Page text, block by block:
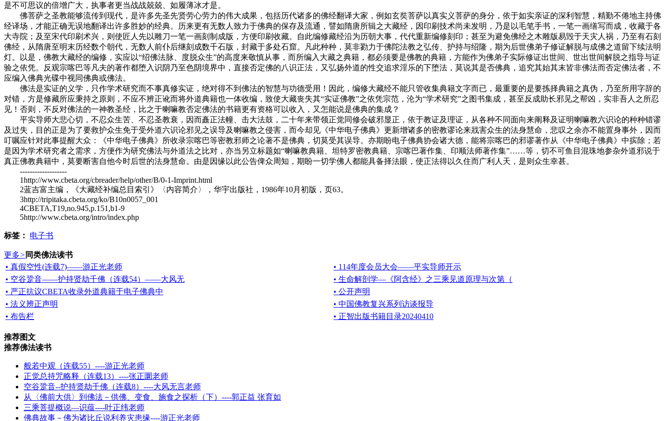
是不可思议的倍增广大，执事者更当战战兢兢、如履薄冰才是。
佛菩萨之圣教能够流传到现代，是许多先圣先贤劳心劳力的伟大成果，包括历代诸多的佛经翻译大家，例如玄奘菩萨以真实义菩萨的身分，依于如实亲证的深利智慧，精勤不倦地主持佛
经译场，才能正确无误地翻译出许多胜妙的经典。历来更有无数人致力于佛典的保存及流通，譬如隋唐所辑之大藏经，因印刷技术尚未发明，乃是以毛笔手书，一笔一画缮写而成，收藏于各
大寺院；及至宋代印刷术兴，则使匠人先以雕刀一笔一画刻制成版，方便印刷收藏。自此编修藏经沿为历朝大事，代代重新编修刻印；甚至为避免佛经之木雕版易毁于天灾人祸，乃至有石刻
佛经，从隋唐至明末历经数个朝代，无数人前仆后继刻成数千石版，封藏于多处石窟。凡此种种，莫非勠力于佛陀法教之弘传、护持与绍隆，期为后世佛弟子修证解脱与成佛之道留下续法明
灯。以是，佛教大藏经的编修，实应以“绍佛法脉、度脱众生”的高度来敬慎从事，而所编入大藏之典籍，都必须要是佛教的典籍，方能作为佛弟子实际修证出世间、世出世间解脱之指导与证
验之依凭。反观宗喀巴等凡夫的著作都堕入识阴乃至色阴境界中，直接否定佛的八识正法，又弘扬外道的性交追求淫乐的下堕法，莫说其是否佛典，追究其始其末皆非佛法而否定佛法者，不
应编入佛典光碟中视同佛典或佛法。
佛法是实证的义学，只作学术研究而不事真修实证，绝对得不到佛法的智慧与功德受用！因此，编修大藏经不能只管收集典籍文字而已，最重要的是要拣择典籍之真伪，乃至所用字辞的
对错，方是修藏所应秉持之原则，不应不辨正讹而将外道典籍也一体收编，致使大藏丧失其“实证佛教”之依凭宗范，沦为“学术研究”之图书集成，甚至反成助长邪见之帮凶，实非吾人之所忍
见！否则，不反对佛法的一神教圣经，比之于喇嘛教否定佛法的书籍更有资格可以收入，又怎能说是佛典的集成？
平实导师大悲心切，不忍众生苦、不忍圣教衰，因而矗正法幢、击大法鼓，二十年来带领正觉同修会破邪显正，依于教证及理证，从各种不同面向来阐释及证明喇嘛教六识论的种种错谬
及过失，目的正是为了要救护众生免于受外道六识论邪见之误导及喇嘛教之侵害，而今却见《中华电子佛典》更新增诸多的密教谬论来戕害众生的法身慧命，悲叹之余亦不能置身事外，因而
叮嘱应针对此事提醒大众：《中华电子佛典》所收录宗喀巴等密教邪师之论著不是佛典，切莫受其误导。亦期盼电子佛典协会诸大德，能将宗喀巴的邪谬著作从《中华电子佛典》中摈除；若
是因为学术研究者之需求，方便作为研究佛法与外道法之比对，亦当另立标题如“喇嘛教典籍、坦特罗密教典籍、宗喀巴著作集、印顺法师著作集”……等，切不可鱼目混珠地参杂外道邪说于
真正佛教典籍中，莫要断害自他今时后世的法身慧命。由是因缘以此公告俾众周知，期盼一切学佛人都能具备择法眼，使正法得以久住而广利人天，是则众生幸甚。
-------------------
1http://www.cbeta.org/cbreader/help/other/B/0-1-Imprint.html
2蓝吉富主编，《大藏经补编总目索引》〈内容简介〉，华宇出版社，1986年10月初版，页63。
3http://tripitaka.cbeta.org/ko/B10n0057_001
4CBETA,T19,no.945,p.151,b1-9
5http://www.cbeta.org/intro/index.php
标签： 电子书
更多> 同类佛法读书
• 真假空性(连载7)——游正光老师
• 114年度会员大会——平实导师开示
• 空谷跫音——护持贤劫千佛（连载54）——大风无
• 生命解剖学—《阿含经》之三乘见道原理与次第（
• 严正抗议CBETA收录外道典籍于电子佛典中
• 公开声明
• 法义辨正声明
• 中国佛教复兴系列访谈报导
• 布告栏
• 正智出版书籍目录20240410
推荐图文
推荐佛法读书
般若中观（连载55）----游正光老师
正觉总持咒略释（连载13）----张正圜老师
空谷跫音--护持贤劫千佛（连载8）----大风无言老师
从〈佛前大供〉到佛法－供佛、变食、施食之探析（下）----郭正益 张育如
三乘菩提概说—识蕴----叶正纬老师
佛典故事－佛为诸比丘说利养灾患缘----游正光老师